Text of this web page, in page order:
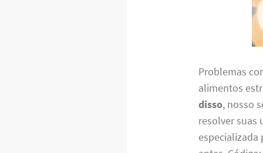
Problemas
alimentos
disso, nosso
resolver suas